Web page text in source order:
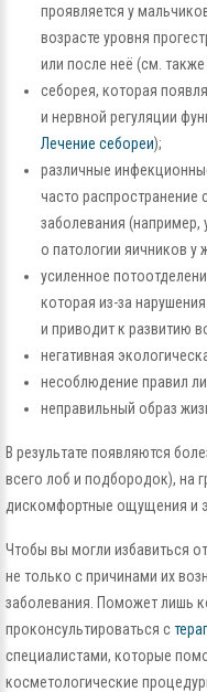
проявляется у
возрасте уровня
или после неё (см. также
себорея, которая
и нервной регуляции
Лечение себореи);
различные
часто распространение
заболевания (например,
о патологии яичников у
усиленное
которая из-за
и приводит к развитию
негативная
несоблюдение правил
неправильный образ
В результате появляются
всего лоб и подбородок), на
дискомфортные ощущения и
Чтобы вы могли избавиться
не только с причинами их
заболевания. Поможет лишь
проконсультироваться с
специалистами, которые
косметологические